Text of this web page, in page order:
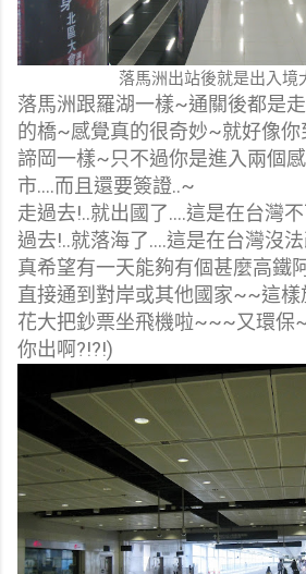
落馬洲出站後就是出入境
落馬洲跟羅湖一樣~通關後都是
的橋~感覺真的很奇妙~就好像
諦岡一樣~只不過你是進入兩個
市....而且還要簽證..~
走過去!..就出國了....這是在台灣
過去!..就落海了....這是在台灣沒
真希望有一天能夠有個甚麼高鐵
直接通到對岸或其他國家~~這
花大把鈔票坐飛機啦~~~又環保
你出啊?!?!)